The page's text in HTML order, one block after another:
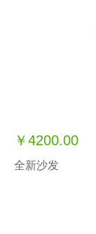
￥4200.00
全新沙发